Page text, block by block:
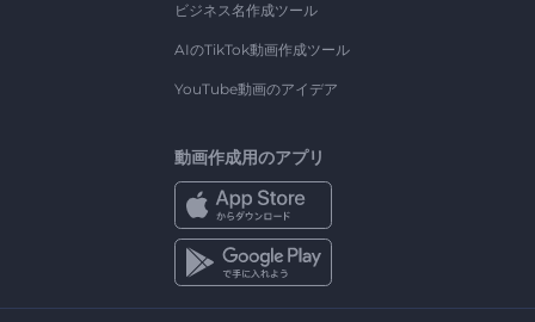
ビジネス名作成ツール
AIのTikTok動画作成ツール
YouTube動画のアイデア
動画作成用のアプリ